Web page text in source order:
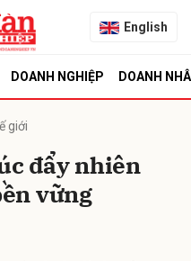
English
DOANH NGHIỆP DOANH
giới
đẩy nhiên
vững